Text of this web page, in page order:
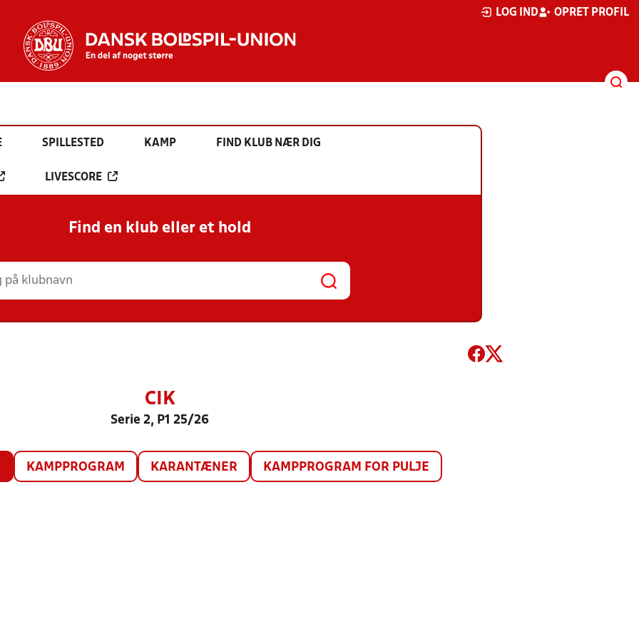
LOG IND OPRET PROFIL
SPILLESTED KAMP FIND KLUB NÆR DIG
LIVESCORE
Find en klub eller et hold
CIK
Serie 2, P1 25/26
KAMPPROGRAM KARANTÆNER KAMPPROGRAM FOR PULJE